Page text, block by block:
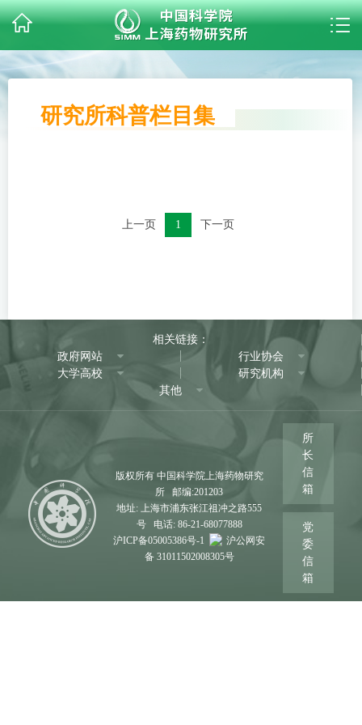
研究所科普栏目集
上一页 1 下一页
相关链接：
政府网站
行业协会
大学高校
研究机构
其他
版权所有 中国科学院上海药物研究
所 邮编:201203
地址: 上海市浦东张江祖冲之路555
号 电话: 86-21-68077888
沪ICP备05005386号-1
沪公网安
备 31011502008305号
所
长
信
箱
党
委
信
箱